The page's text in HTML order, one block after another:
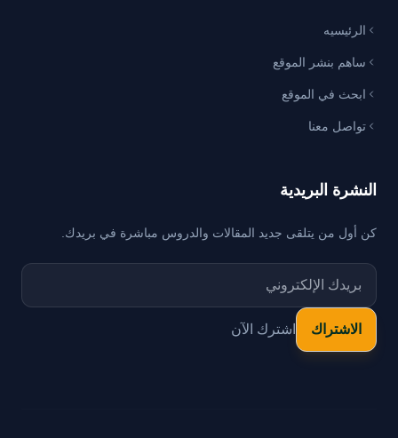
الرئيسيه
ساهم بنشر الموقع
ابحث في الموقع
تواصل معنا
النشرة البريدية
كن أول من يتلقى جديد المقالات والدروس مباشرة في بريدك.
اشترك الآن